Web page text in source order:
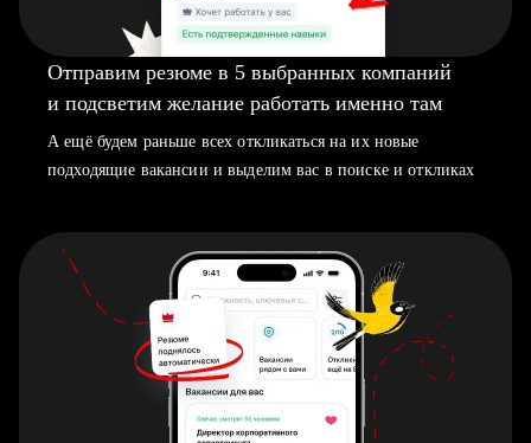
Отправим резюме в 5 выбранных компаний
и подсветим желание работать именно там
А ещё будем раньше всех откликаться на их новые
подходящие вакансии и выделим вас в поиске и откликах